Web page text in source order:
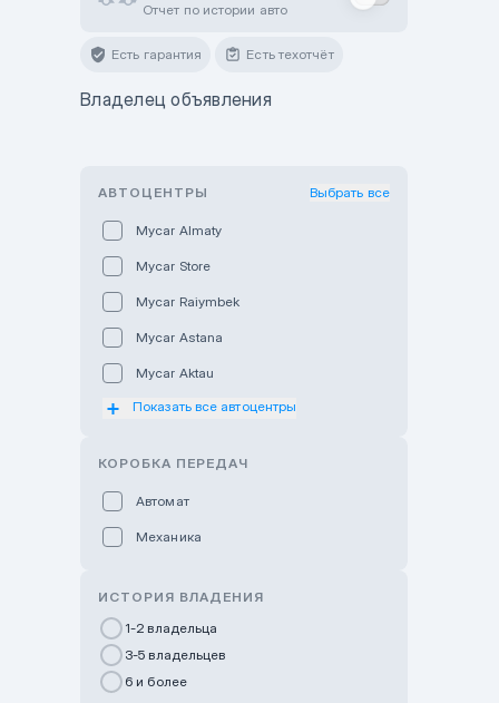
Отчет по истории авто
Есть гарантия Есть техотчёт
Владелец объявления
АВТОЦЕНТРЫ Выбрать все
Mycar Almaty
Mycar Store
Mycar Raiymbek
Mycar Astana
Mycar Aktau
Mycar Uralsk
GWM Nurly Zhol
Chery Astana
Показать все автоцентры
КОРОБКА ПЕРЕДАЧ
Автомат
Механика
ИСТОРИЯ ВЛАДЕНИЯ
1-2 владельца
3-5 владельцев
6 и более